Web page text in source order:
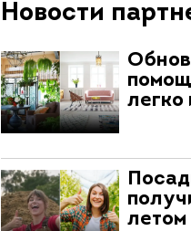
Новости
легко
летом